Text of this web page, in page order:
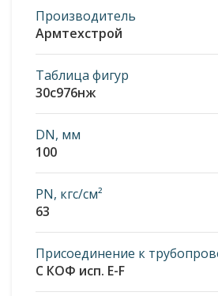
Производитель
Армтехстрой
Таблица фигур
30с976нж
DN, мм
100
PN, кгс/см²
63
Присоединение к
С КОФ исп. E-F